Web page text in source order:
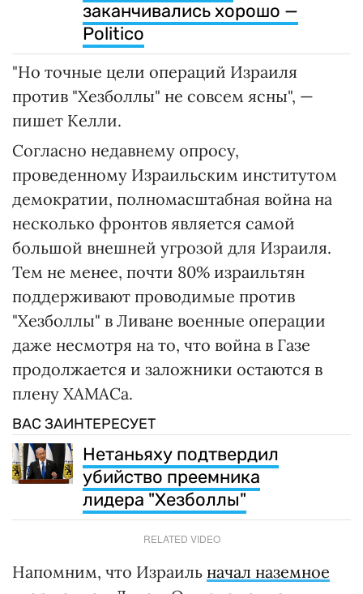
заканчивались хорошо —
Politico
"Но точные цели операций Израиля
против "Хезболлы" не совсем ясны", —
пишет Келли.
Согласно недавнему опросу,
проведенному Израильским институтом
демократии, полномасштабная война на
несколько фронтов является самой
большой внешней угрозой для Израиля.
Тем не менее, почти 80% израильтян
поддерживают проводимые против
"Хезболлы" в Ливане военные операции
даже несмотря на то, что война в Газе
продолжается и заложники остаются в
плену ХАМАСа.
ВАС ЗАИНТЕРЕСУЕТ
Нетаньяху подтвердил
убийство преемника
лидера "Хезболлы"
RELATED VIDEO
Напомним, что Израиль начал наземное